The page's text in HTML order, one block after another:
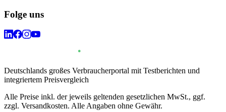
Folge uns
Deutschlands großes Verbraucherportal mit Testberichten und
integriertem Preisvergleich
Alle Preise inkl. der jeweils geltenden gesetzlichen MwSt., ggf.
zzgl. Versandkosten. Alle Angaben ohne Gewähr.